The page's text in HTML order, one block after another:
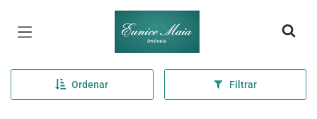
Página inicial
Ordenar Filtrar